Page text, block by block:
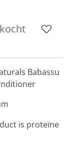
Babassu
is proteïne